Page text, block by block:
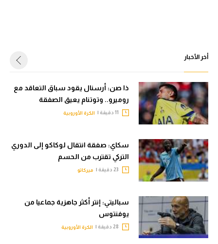
أخر الأخبار
ذا صن: أرسنال يقود سباق التعاقد مع
روميرو.. وتوتنام يعيق الصفقة
الكرة الأوروبية
سكاي: صفقة انتقال لوكاكو إلى الدوري
التركي تقترب من الحسم
ميركاتو
سباليتي: إنتر أكثر جاهزية جماعيا من
يوفنتوس
الكرة الأوروبية